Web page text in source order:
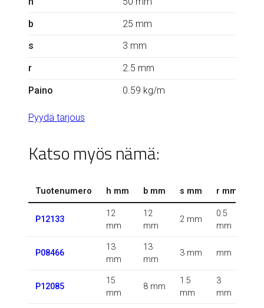
b
25 mm
s
3 mm
r
2.5 mm
Paino
0.59 kg/m
Pyydä tarjous
Katso myös nämä:
Tuotenumero h mm b mm s mm r mm
P12133
12
mm
12
mm
2 mm
0.5
mm
P08466
13
mm
13
mm
3 mm mm
P12085
15
mm
8 mm
1.5
mm
3
mm